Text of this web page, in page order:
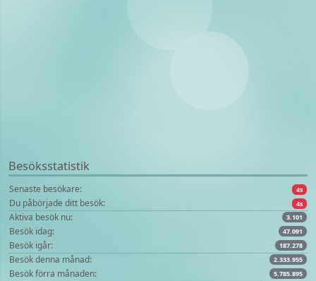
Besöksstatistik
Senaste besökare: 4s
Du påbörjade ditt besök: 4s
Aktiva besök nu: 3.101
Besök idag: 47.091
Besök igår: 187.278
Besök denna månad: 2.333.955
Besök förra månaden: 5.785.895